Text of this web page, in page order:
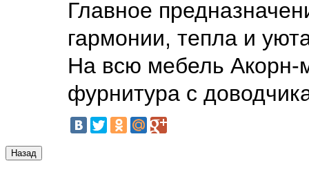
Главное
гармонии, тепла и
На всю мебель Акорн-
фурнитура с